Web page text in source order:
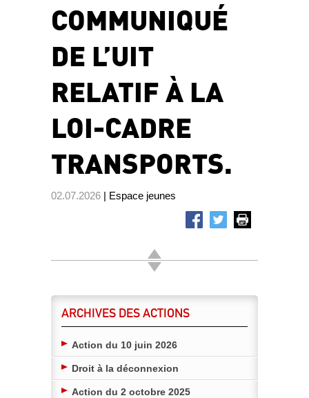
COMMUNIQUÉ
DE L’UIT
RELATIF À LA
LOI-CADRE
TRANSPORTS.
02.07.2026 | Espace jeunes
ARCHIVES DES ACTIONS
Action du 10 juin 2026
Droit à la déconnexion
Action du 2 octobre 2025